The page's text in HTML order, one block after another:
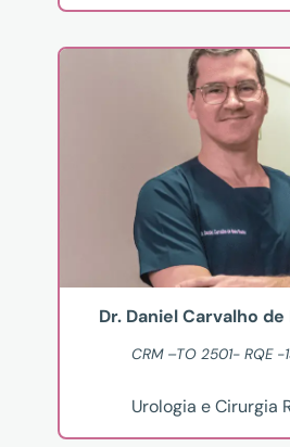
Dr. Daniel Carvalho
CRM –TO 2501- RQE -
Urologia e Cirurgia